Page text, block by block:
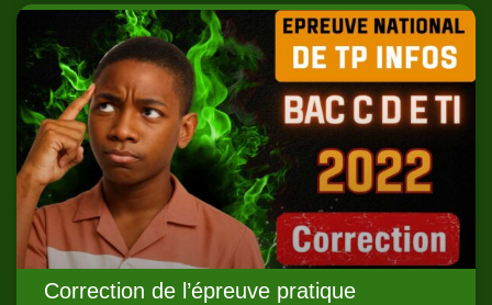
Correction de l’épreuve pratique